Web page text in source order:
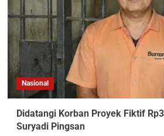
Nasional
Didatangi Korban Proyek Fiktif
Suryadi Pingsan